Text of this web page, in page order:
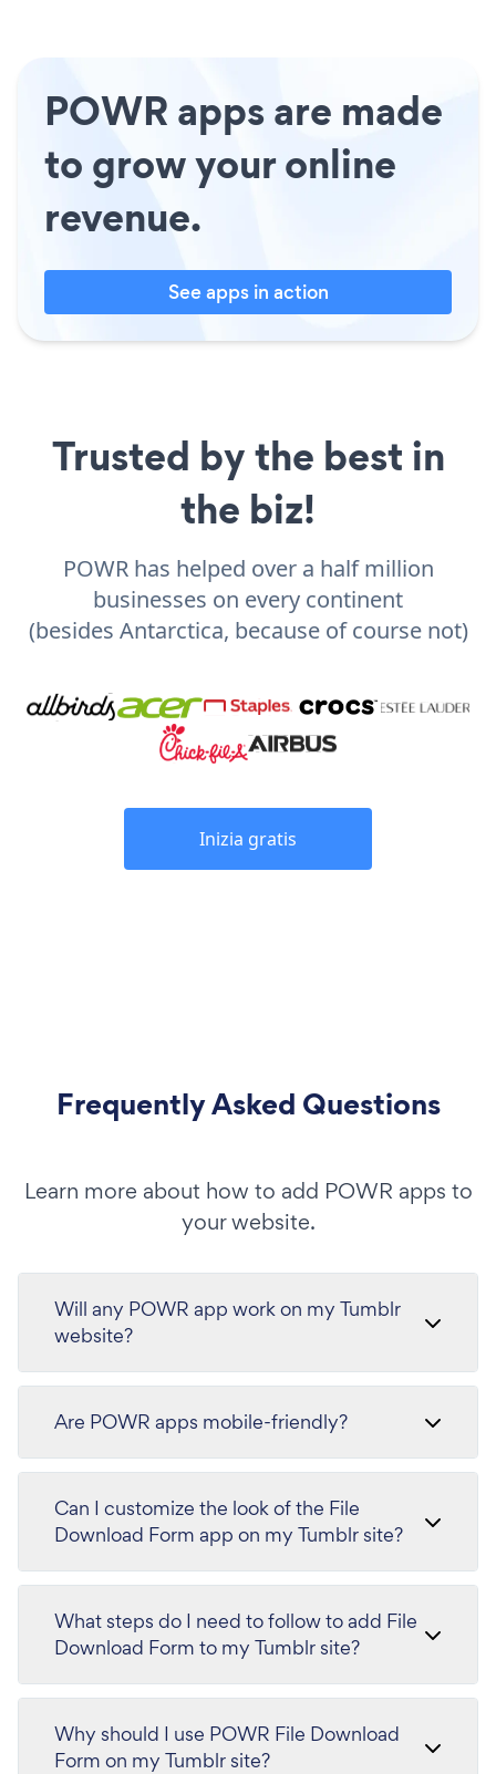
POWR apps are made
to grow your online
revenue.
See apps in action
Trusted by the best in
the biz!
POWR has helped over a half million
businesses on every continent
(besides Antarctica, because of course not)
Inizia gratis
Frequently Asked Questions
Learn more about how to add POWR apps to
your website.
Will any POWR app work on my Tumblr
website?
Are POWR apps mobile-friendly?
Can I customize the look of the File
Download Form app on my Tumblr site?
What steps do I need to follow to add File
Download Form to my Tumblr site?
Why should I use POWR File Download
Form on my Tumblr site?